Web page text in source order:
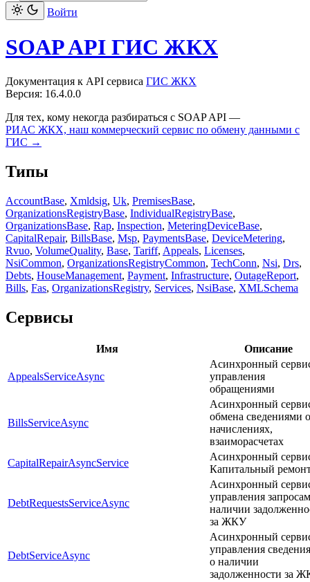
Войти
SOAP API ГИС ЖКХ
Документация к API сервиса ГИС ЖКХ
Версия: 16.4.0.0
Для тех, кому некогда разбираться с SOAP API —
РИАС ЖКХ, наш коммерческий сервис по обмену данными с
ГИС →
Типы
AccountBase, Xmldsig, Uk, PremisesBase,
OrganizationsRegistryBase, IndividualRegistryBase,
OrganizationsBase, Rap, Inspection, MeteringDeviceBase,
CapitalRepair, BillsBase, Msp, PaymentsBase, DeviceMetering,
Rvuo, VolumeQuality, Base, Tariff, Appeals, Licenses,
NsiCommon, OrganizationsRegistryCommon, TechConn, Nsi, Drs,
Debts, HouseManagement, Payment, Infrastructure, OutageReport,
Bills, Fas, OrganizationsRegistry, Services, NsiBase, XMLSchema
Сервисы
Имя Описание
AppealsServiceAsync
Асинхронный
управления
обращениями
BillsServiceAsync
Асинхронный
обмена сведениями о
начислениях,
взаиморасчетах
CapitalRepairAsyncService
Асинхронный
Капитальный
DebtRequestsServiceAsync
Асинхронный
управления
наличии
за ЖКУ
DebtServiceAsync
Асинхронный
управления
о наличии
задолженности за